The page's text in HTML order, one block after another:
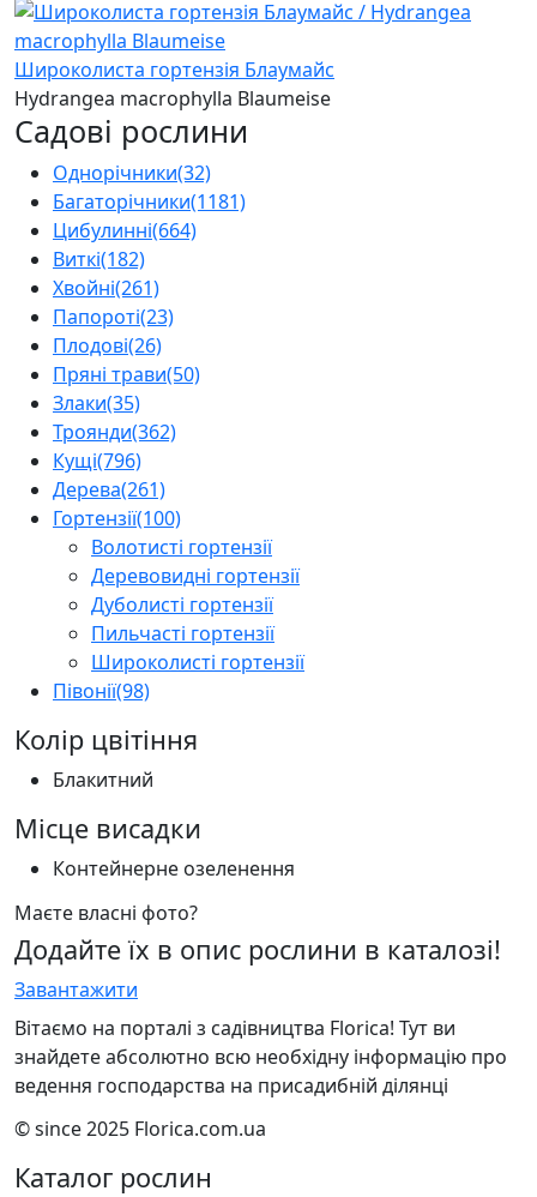
Широколиста гортензія Блаумайс
Hydrangea macrophylla Blaumeise
Садові рослини
Однорічники(32)
Багаторічники(1181)
Цибулинні(664)
Виткі(182)
Хвойні(261)
Папороті(23)
Плодові(26)
Пряні трави(50)
Злаки(35)
Троянди(362)
Кущі(796)
Дерева(261)
Гортензії(100)
Волотисті гортензії
Деревовидні гортензії
Дуболисті гортензії
Пильчасті гортензії
Широколисті гортензії
Півонії(98)
Колір цвітіння
Блакитний
Місце висадки
Контейнерне озеленення
Маєте власні фото?
Додайте їх в опис рослини в каталозі!
Завантажити
Вітаємо на порталі з садівництва Florica! Тут ви
знайдете абсолютно всю необхідну інформацію про
ведення господарства на присадибній ділянці
© since 2025 Florica.com.ua
Каталог рослин